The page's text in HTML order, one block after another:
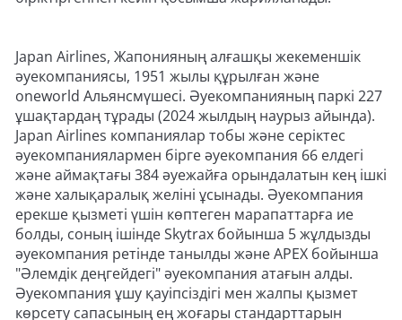
Japan Airlines, Жапонияның алғашқы жекеменшік
әуекомпаниясы, 1951 жылы құрылған және
oneworld Альянсмүшесі. Әуекомпанияның паркі 227
ұшақтардаң тұрады (2024 жылдың наурыз айында).
Japan Airlines компаниялар тобы және серіктес
әуекомпаниялармен бірге әуекомпания 66 елдегі
және аймақтағы 384 әуежайға орындалатын кең ішкі
және халықаралық желіні ұсынады. Әуекомпания
ерекше қызметі үшін көптеген марапаттарға ие
болды, соның ішінде Skytrax бойынша 5 жұлдызды
әуекомпания ретінде танылды және APEX бойынша
"Әлемдік деңгейдегі" әуекомпания атағын алды.
Әуекомпания ұшу қауіпсіздігі мен жалпы қызмет
көрсету сапасының ең жоғары стандарттарын